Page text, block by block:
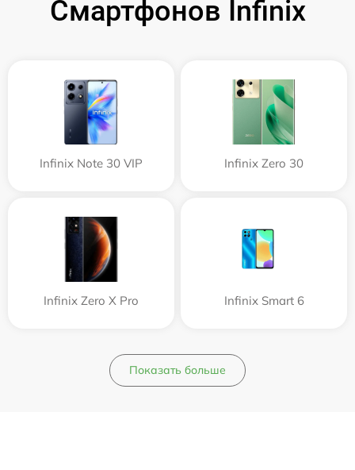
Смартфонов Infinix
Infinix Note 30 VIP Infinix Zero 30
Infinix Zero X Pro Infinix Smart 6
Показать больше